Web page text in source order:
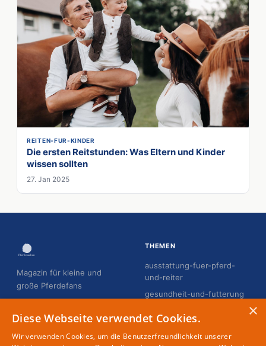
REITEN-FUR-KINDER
Die ersten Reitstunden: Was Eltern und Kinder
wissen sollten
27. Jan 2025
Magazin für kleine und
große Pferdefans
THEMEN
ausstattung-fuer-pferd-
und-reiter
gesundheit-und-futterung
reiten-fur-erwachsene
×
Diese Webseite verwendet Cookies.
Wir verwenden Cookies, um die Benutzerfreundlichkeit unserer